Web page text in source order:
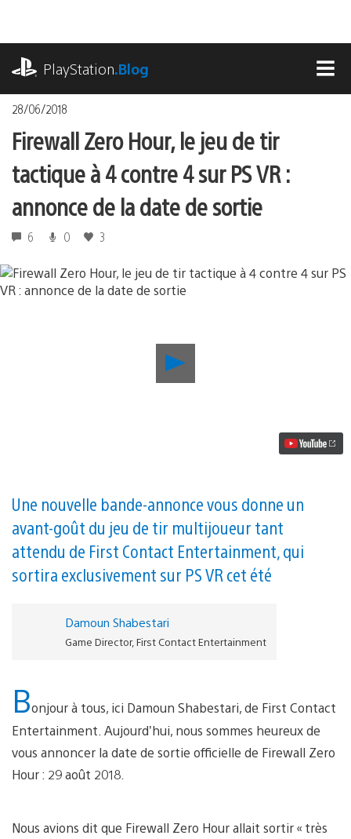
contenu
PlayStation.Blog
28/06/2018
Firewall Zero Hour, le jeu de tir
tactique à 4 contre 4 sur PS VR :
annonce de la date de sortie
6 0 3
vidéo
tactique
à
4
contre
4
sur
PS
de
Une nouvelle bande-annonce vous donne un
avant-goût du jeu de tir multijoueur tant
attendu de First Contact Entertainment, qui
sortira exclusivement sur PS VR cet été
Damoun Shabestari
Game Director, First Contact Entertainment
Bonjour à tous, ici Damoun Shabestari, de First Contact
Entertainment. Aujourd’hui, nous sommes heureux de
vous annoncer la date de sortie officielle de Firewall Zero
Hour : 29 août 2018.
Nous avions dit que Firewall Zero Hour allait sortir « très